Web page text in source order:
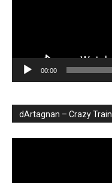
00:00
dArtagnan – Crazy Train